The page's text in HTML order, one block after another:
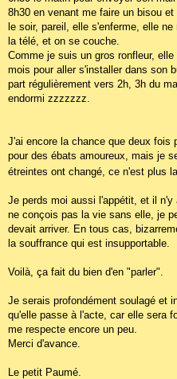
8h30 en venant me faire un bisou
le soir, pareil, elle s'enferme, elle
la télé, et on se couche.
Comme je suis un gros ronfleur,
mois pour aller s'installer dans son
part régulièrement vers 2h, 3h du
endormi zzzzzzz.
J'ai encore la chance que deux fois
pour des ébats amoureux, mais je
étreintes ont changé, ce n'est plus
Je perds moi aussi l'appétit, et il
ne conçois pas la vie sans elle, je
devait arriver. En tous cas,
la souffrance qui est insupportable.
Voilà, ça fait du bien d'en "parler".
Je serais profondément soulagé et
qu'elle passe à l'acte, car elle sera
me respecte encore un peu.
Merci d'avance.
Le petit Paumé.